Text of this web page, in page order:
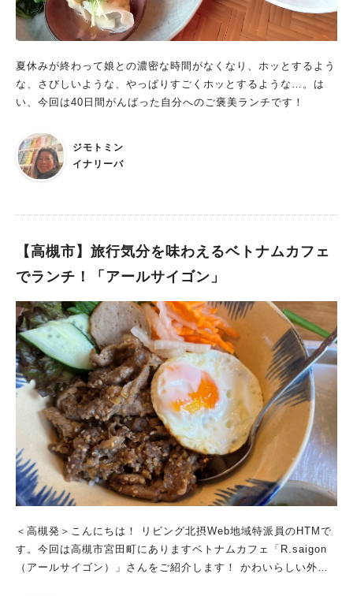
で辛さがマイルドになり、食べやすくて美味しい！タイカレーペ
ーストって、タイカレー以外の使い道が思いつかないのが悩みだ
ると、タイではカレー以外にも、炒め物やスープ、煮物など、
色々な料理に万能調味料のようにカレーペーストを利用している
んだそう。それは是非試してみなくては！出典：リビング北摂W
のお弁当(650円)もあり。一日20食程度の販売で、売り切れ次第
終了だそうです中央にある「とりミンチサラダ」も、シンプルに
味付けされた鶏そぼろに、ピリッとした生唐辛子と、ミントの葉
こかホッとできる優しい味でした。お話を伺った店長の安本さん
は、お店での経験を活かして自分のお店を開いたり、ここでつな
がったご縁を通して、活動の幅を広げていかれる人も多いのだと
か。店名の「サパナ」とは、ネパール語で「夢」という意味。
「食」を通じてはじまった国際交流が、自分の夢や新たな世界に
つながっていくなんて素敵ですね！「エベレストコーヒー」にも
初挑戦！ランチメニューは、プラス100円でドリンク付きにでき
るのですが、ネパールの珍しい「エベレストコーヒー」をお店で
取り扱ってられるとお聞きしたので、そちらを単品で試してみる
ことに。出典：リビング北摂Webエベレストのふもと、1200ｍ
の高地で栽培されているオーガニックのコーヒー豆を、手摘みで
収穫した「エベレストコーヒー」。現地で働く女性の生活向上に
つながるフェアトレード製品でもあります。浅煎りで仕上げた一
杯は、豆の香りがとっても豊か。雑味のないあっさりした味わい
売もされていますので、自宅でも気軽に楽しめますよ。交流の場
は他にも！ところで、「サパナ」さんのカレンダーを見ている
と、ランチ以外にも気になるイベントがちらほら。たとえば、毎
夏休みが終わって娘との濃密な時間がなくなり、ホッとするよう
な、さびしいような、やっぱりすごくホッとするような…。は
い、今回は40日間がんばった自分へのご褒美ランチです！
ジモトミン
イナリーバ
【高槻市】旅行気分を味わえるベトナムカフェ
でランチ！「アールサイゴン」
＜高槻発＞こんにちは！ リビング北摂Web地域特派員のHTMで
す。今回は高槻市宮田町にありますベトナムカフェ「R.saigon
（アールサイゴン）」さんをご紹介します！ かわいらしい外観